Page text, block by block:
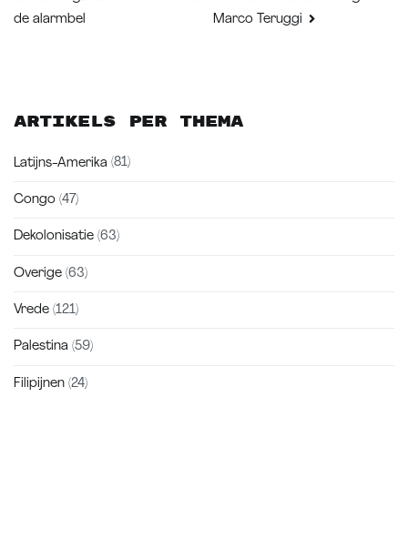
navigatie
de alarmbel
Marco Teruggi
Artikels per thema
Latijns-Amerika (81)
Congo (47)
Dekolonisatie (63)
Overige (63)
Vrede (121)
Palestina (59)
Filipijnen (24)